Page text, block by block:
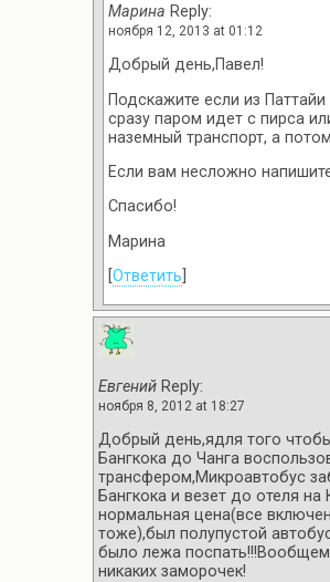
Марина Reply:
ноября 12, 2013 at 01:12
Добрый день,Павел!
Подскажите если из
сразу паром идет с пирса
наземный транспорт, а
Если вам несложно
Спасибо!
Марина
Ответить
Евгений Reply:
ноября 8, 2012 at 18:27
Добрый день,ядля того
Бангкока до Чанга
трансфером,Микроавтобус
Бангкока и везет до отеля на
нормальная цена(все
тоже),был полупустой
было лежа поспать!!!Вообщем
никаких заморочек!